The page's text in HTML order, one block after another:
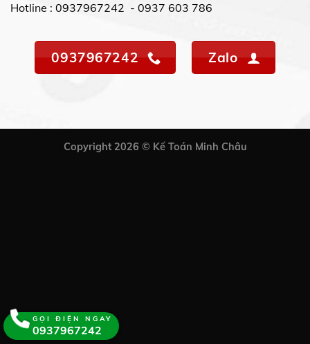
Hotline : 0937967242 - 0937 603 786
0937967242 Zalo
Copyright 2026 © Kế Toán Minh Châu
GỌI ĐIỆN NGAY
0937967242